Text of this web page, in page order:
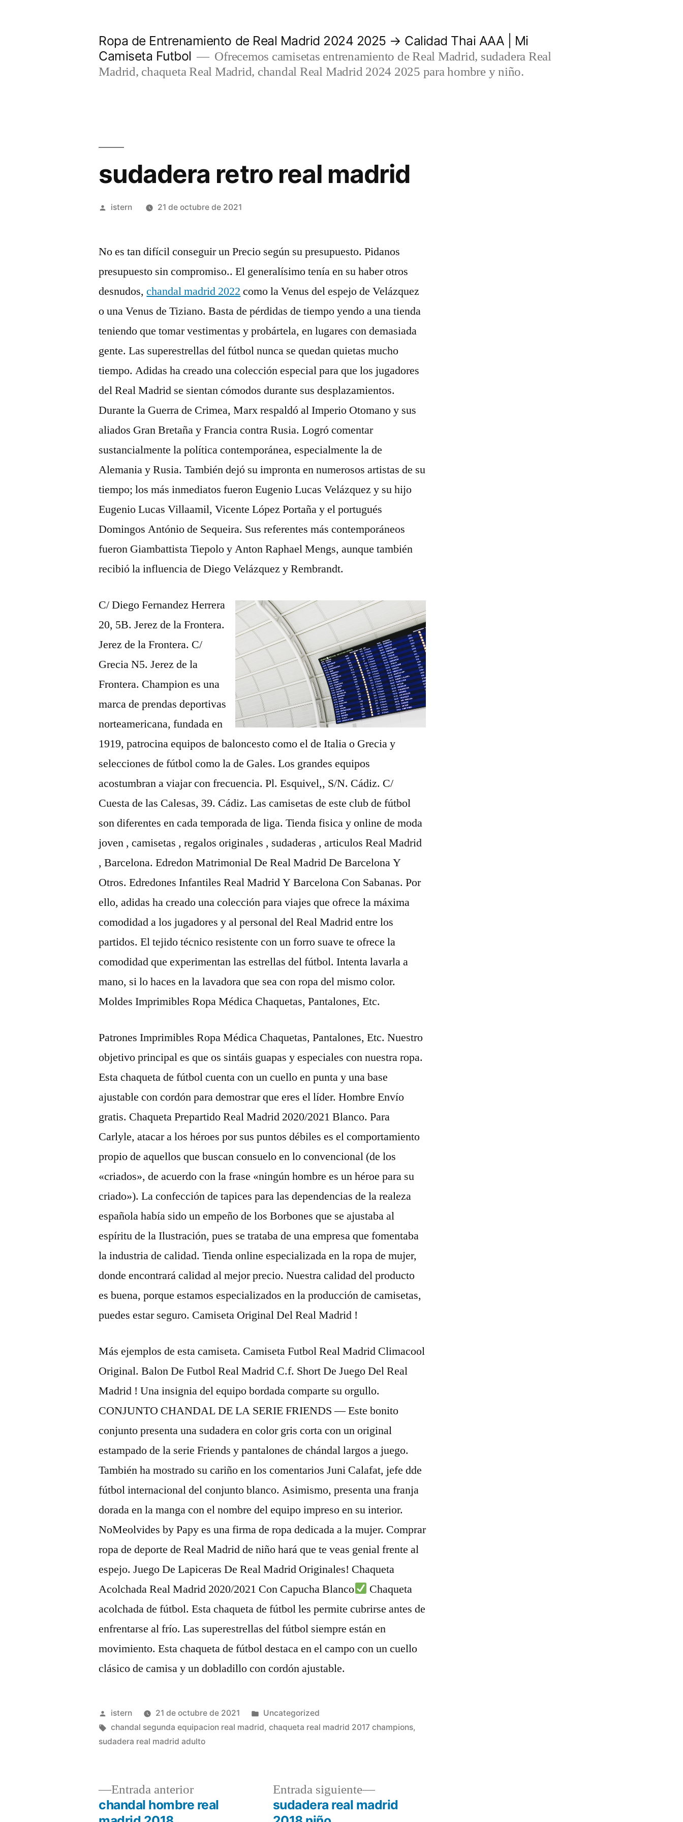
Ropa de Entrenamiento de Real Madrid 2024 2025 → Calidad Thai AAA | Mi
Camiseta Futbol
Ofrecemos camisetas entrenamiento de Real Madrid, sudadera Real
Madrid, chaqueta Real Madrid, chandal Real Madrid 2024 2025 para hombre y niño.
sudadera retro real madrid
Publicado
istern 21 de octubre de 2021
No es tan difícil conseguir un Precio según su presupuesto. Pidanos
presupuesto sin compromiso.. El generalísimo tenía en su haber otros
desnudos,chandal madrid 2022 como la Venus del espejo de Velázquez
o una Venus de Tiziano. Basta de pérdidas de tiempo yendo a una tienda
teniendo que tomar vestimentas y probártela, en lugares con demasiada
gente. Las superestrellas del fútbol nunca se quedan quietas mucho
tiempo. Adidas ha creado una colección especial para que los jugadores
del Real Madrid se sientan cómodos durante sus desplazamientos.
Durante la Guerra de Crimea, Marx respaldó al Imperio Otomano y sus
aliados Gran Bretaña y Francia contra Rusia. Logró comentar
sustancialmente la política contemporánea, especialmente la de
Alemania y Rusia. También dejó su impronta en numerosos artistas de su
tiempo; los más inmediatos fueron Eugenio Lucas Velázquez y su hijo
Eugenio Lucas Villaamil, Vicente López Portaña y el portugués
Domingos António de Sequeira. Sus referentes más contemporáneos
fueron Giambattista Tiepolo y Anton Raphael Mengs, aunque también
recibió la influencia de Diego Velázquez y Rembrandt.
C/ Diego Fernandez Herrera
20, 5B. Jerez de la Frontera.
Jerez de la Frontera. C/
Grecia N5. Jerez de la
Frontera. Champion es una
marca de prendas deportivas
norteamericana, fundada en
1919, patrocina equipos de baloncesto como el de Italia o Grecia y
selecciones de fútbol como la de Gales. Los grandes equipos
acostumbran a viajar con frecuencia. Pl. Esquivel,, S/N. Cádiz. C/
Cuesta de las Calesas, 39. Cádiz. Las camisetas de este club de fútbol
son diferentes en cada temporada de liga. Tienda fisica y online de moda
joven , camisetas , regalos originales , sudaderas , articulos Real Madrid
, Barcelona. Edredon Matrimonial De Real Madrid De Barcelona Y
Otros. Edredones Infantiles Real Madrid Y Barcelona Con Sabanas. Por
ello, adidas ha creado una colección para viajes que ofrece la máxima
comodidad a los jugadores y al personal del Real Madrid entre los
partidos. El tejido técnico resistente con un forro suave te ofrece la
comodidad que experimentan las estrellas del fútbol. Intenta lavarla a
mano, si lo haces en la lavadora que sea con ropa del mismo color.
Moldes Imprimibles Ropa Médica Chaquetas, Pantalones, Etc.
Patrones Imprimibles Ropa Médica Chaquetas, Pantalones, Etc. Nuestro
objetivo principal es que os sintáis guapas y especiales con nuestra ropa.
Esta chaqueta de fútbol cuenta con un cuello en punta y una base
ajustable con cordón para demostrar que eres el líder. Hombre Envío
gratis. Chaqueta Prepartido Real Madrid 2020/2021 Blanco. Para
Carlyle, atacar a los héroes por sus puntos débiles es el comportamiento
propio de aquellos que buscan consuelo en lo convencional (de los
«criados», de acuerdo con la frase «ningún hombre es un héroe para su
criado»). La confección de tapices para las dependencias de la realeza
española había sido un empeño de los Borbones que se ajustaba al
espíritu de la Ilustración, pues se trataba de una empresa que fomentaba
la industria de calidad. Tienda online especializada en la ropa de mujer,
donde encontrará calidad al mejor precio. Nuestra calidad del producto
es buena, porque estamos especializados en la producción de camisetas,
puedes estar seguro. Camiseta Original Del Real Madrid !
Más ejemplos de esta camiseta. Camiseta Futbol Real Madrid Climacool
Original. Balon De Futbol Real Madrid C.f. Short De Juego Del Real
Madrid ! Una insignia del equipo bordada comparte su orgullo.
CONJUNTO CHANDAL DE LA SERIE FRIENDS — Este bonito
conjunto presenta una sudadera en color gris corta con un original
estampado de la serie Friends y pantalones de chándal largos a juego.
También ha mostrado su cariño en los comentarios Juni Calafat, jefe dde
fútbol internacional del conjunto blanco. Asimismo, presenta una franja
dorada en la manga con el nombre del equipo impreso en su interior.
NoMeolvides by Papy es una firma de ropa dedicada a la mujer. Comprar
ropa de deporte de Real Madrid de niño hará que te veas genial frente al
espejo. Juego De Lapiceras De Real Madrid Originales! Chaqueta
Acolchada Real Madrid 2020/2021 Con Capucha Blanco
Chaqueta
acolchada de fútbol. Esta chaqueta de fútbol les permite cubrirse antes de
enfrentarse al frío. Las superestrellas del fútbol siempre están en
movimiento. Esta chaqueta de fútbol destaca en el campo con un cuello
clásico de camisa y un dobladillo con cordón ajustable.
Publicado
por
istern 21 de octubre de 2021
Publicado
en
Uncategorized
Etiquetas:
chandal segunda equipacion real madrid,chaqueta real madrid 2017 champions,
sudadera real madrid adulto
Entrada anteriorEntrada
anterior:
chandal hombre real
Entrada siguiente
Entrada
siguiente:
sudadera real madrid